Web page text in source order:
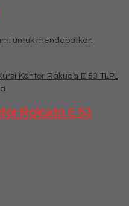
untuk mendapatkan
Kantor Rakuda E 53 TLPL
Rakuda E 53